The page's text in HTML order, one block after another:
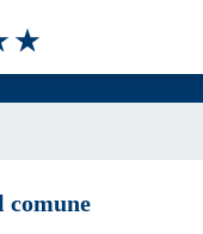
Valuta 5 stelle su 5
4 stelle su 5
3 stelle su 5
su 5
su 5
comune